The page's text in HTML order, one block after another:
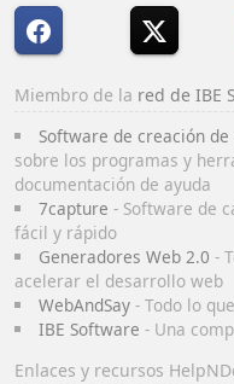
Miembro de la red de IBE
Software de creación
sobre los programas y
documentación de ayuda
7capture - Software de
fácil y rápido
Generadores Web 2.0 -
acelerar el desarrollo web
WebAndSay- Todo lo
IBE Software - Una
Enlaces y recursos